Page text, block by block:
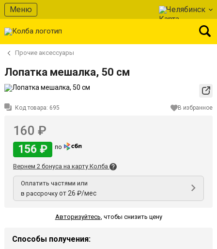
Меню Челябинск
Прочие аксессуары
Лопатка мешалка, 50 см
Код товара: 695 В избранное
160 ₽
156 ₽ по
Вернем 2 бонуса на карту Колба
Оплатить частями или
в рассрочку от 26 ₽/мес
Авторизуйтесь, чтобы снизить цену
Способы получения: